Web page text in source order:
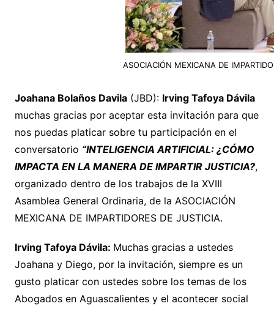
ASOCIACIÓN MEXICANA DE
Joahana Bolaños Davila(JBD): Irving Tafoya Dávila
muchas gracias por aceptar esta invitación para que
nos puedas platicar sobre tu participación en el
conversatorio “INTELIGENCIA ARTIFICIAL: ¿CÓMO
IMPACTA EN LA MANERA DE IMPARTIR JUSTICIA?,
organizado dentro de los trabajos de la XVIII
Asamblea General Ordinaria, de la ASOCIACIÓN
MEXICANA DE IMPARTIDORES DE JUSTICIA.
Irving Tafoya Dávila: Muchas gracias a ustedes
Joahana y Diego, por la invitación, siempre es un
gusto platicar con ustedes sobre los temas de los
Abogados en Aguascalientes y el acontecer social